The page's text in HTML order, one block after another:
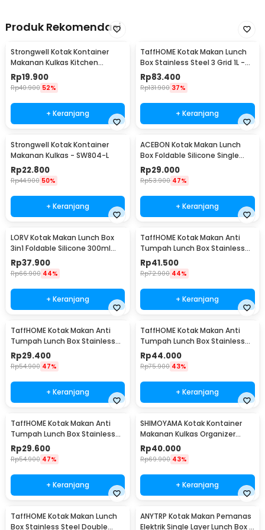
Produk Rekomendasi
Strongwell Kotak Kontainer
Makanan Kulkas Kitchen
Storage Food Box - SW804-M
Rp19.900
Rp40.900 52%
+ Keranjang
TaffHOME Kotak Makan Lunch
Box Stainless Steel 3 Grid 1L -
OU1000
Rp83.400
Rp131.900 37%
+ Keranjang
Strongwell Kotak Kontainer
Makanan Kulkas - SW804-L
Rp22.800
Rp44.900 50%
+ Keranjang
ACEBON Kotak Makan Lunch
Box Foldable Silicone Single
Layer 800ml - TN99
Rp29.000
Rp53.900 47%
+ Keranjang
LORV Kotak Makan Lunch Box
3in1 Foldable Silicone 300ml
600ml 1200ml - B1
Rp37.900
Rp66.900 44%
+ Keranjang
TaffHOME Kotak Makan Anti
Tumpah Lunch Box Stainless
Steel 304 850ml - KT046
Rp41.500
Rp72.900 44%
+ Keranjang
TaffHOME Kotak Makan Anti
Tumpah Lunch Box Stainless
Steel 304 350ml - KT046
Rp29.400
Rp54.900 47%
+ Keranjang
TaffHOME Kotak Makan Anti
Tumpah Lunch Box Stainless
Steel 304 850ml - KT273
Rp44.000
Rp75.900 43%
+ Keranjang
TaffHOME Kotak Makan Anti
Tumpah Lunch Box Stainless
Steel 304 350ml - KT273
Rp29.600
Rp54.900 47%
+ Keranjang
SHIMOYAMA Kotak Kontainer
Makanan Kulkas Organizer
Drainer with Lid 1.7L - RFS49
Rp40.000
Rp69.900 43%
+ Keranjang
TaffHOME Kotak Makan Lunch
Box Stainless Steel Double
ANYTRP Kotak Makan Pemanas
Elektrik Single Layer Lunch Box 2